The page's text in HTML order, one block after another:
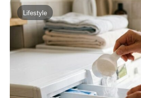
Lifestyle